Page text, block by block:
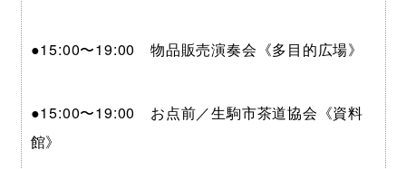
●15:00〜19:00 物品販売演奏会《多目的広場》
●15:00〜19:00 お点前／生駒市茶道協会《資料
館》